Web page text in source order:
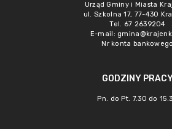
Urząd Gminy i Miasta
ul. Szkolna 17, 77-430
Tel. 67 2639204
E-mail:
Nr konta bankowego
GODZINY
Pn. do Pt. 7.30 do